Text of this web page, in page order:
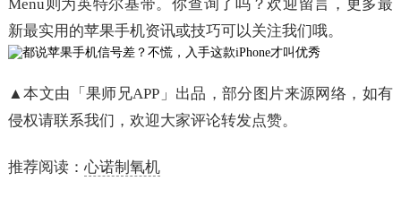
Menu则为英特尔基带。你查询了吗？欢迎留言，更多最
新最实用的苹果手机资讯或技巧可以关注我们哦。
▲本文由「果师兄APP」出品，部分图片来源网络，如有
侵权请联系我们，欢迎大家评论转发点赞。
推荐阅读： 心诺制氧机